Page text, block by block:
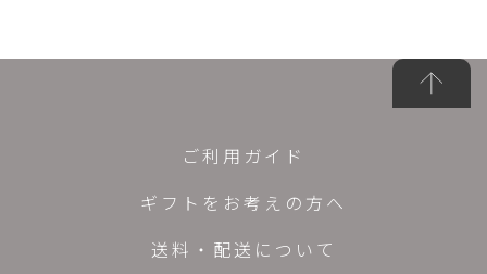
ご利用ガイド
ギフトをお考えの方へ
送料・配送について